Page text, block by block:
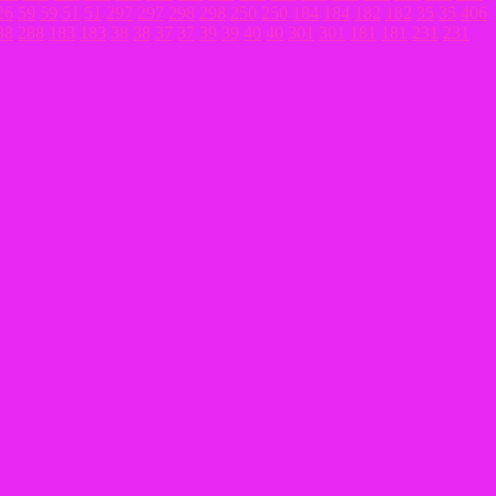
59 59 51 51 297 297 298 298 250 250 184 184 182 182 35 35 406
288 183 183 38 38 37 37 39 39 40 40 301 301 181 181 231 231